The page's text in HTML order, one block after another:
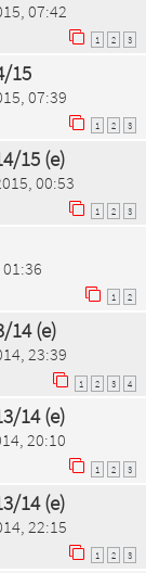
07:42
1 2 3
15
07:39
1 2 3
15 (e)
00:53
1 2 3
1 2
14 (e)
23:39
1 2 3 4
14 (e)
20:10
1 2 3
14 (e)
22:15
1 2 3